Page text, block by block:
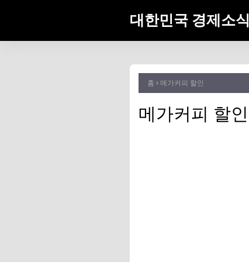
대한민국 경제소식
홈 메가커피 할인
메가커피 할인